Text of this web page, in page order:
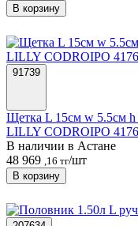
В корзину
91739
Щетка L 15см w 5.5см h
LILLY CODROIPO
В наличии в Астанe
48 969 ,16 тг/шт
В корзину